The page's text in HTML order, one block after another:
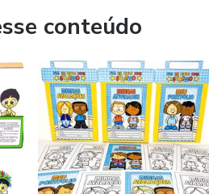
conteúdo